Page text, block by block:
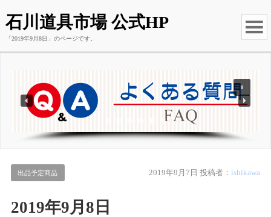
石川道具市場 公式HP
「2019年9月8日」のページです。
出品予定商品 2019年9月7日 投稿者：ishikawa
2019年9月8日